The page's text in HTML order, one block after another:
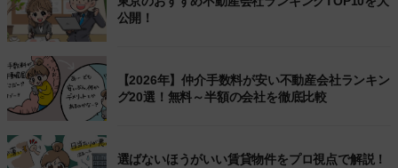
公開！
【2026年】仲介手数料が安い不動産会社ランキン
グ20選！無料～半額の会社を徹底比較
選ばないほうがいい賃貸物件をプロ視点で解説！